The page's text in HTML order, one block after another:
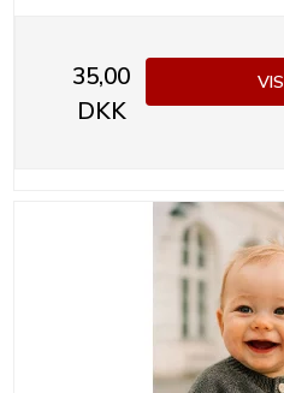
35,00
DKK